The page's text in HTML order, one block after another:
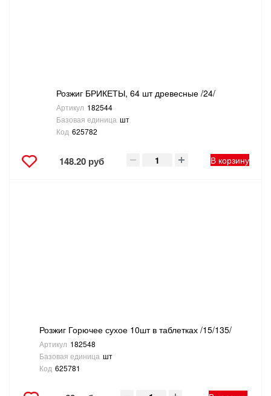
Розжиг БРИКЕТЫ, 64 шт древесные /24/
Артикул 182544
Базовая единица шт
Код 625782
148.20 руб В корзину
Розжиг Горючее сухое 10шт в таблетках /15/135/
Артикул 182548
Базовая единица шт
Код 625781